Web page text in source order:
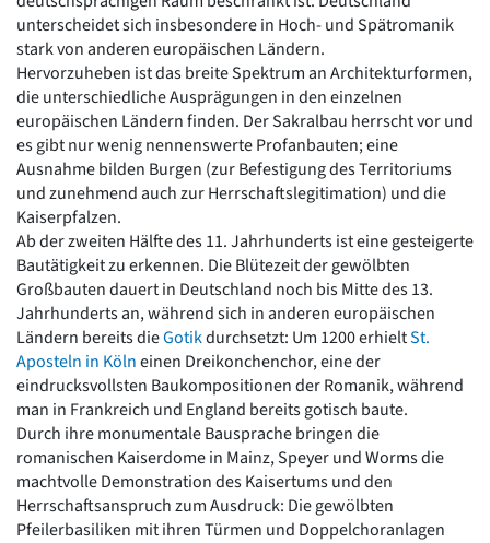
Romanik
Vorromanik
Römische Antike
Über uns
Über baukunst-nrw
Fachbeirat
Freunde & Förderer
Kontakt
Impressum
Datenschutz
Suchbegriff eingeben
unterscheidet sich insbesondere in Hoch- und Spätromanik
stark von anderen europäischen Ländern.
Hervorzuheben ist das breite Spektrum an Architekturformen,
die unterschiedliche Ausprägungen in den einzelnen
europäischen Ländern finden. Der Sakralbau herrscht vor und
es gibt nur wenig nennenswerte Profanbauten; eine
Ausnahme bilden Burgen (zur Befestigung des Territoriums
und zunehmend auch zur Herrschaftslegitimation) und die
Kaiserpfalzen.
Ab der zweiten Hälfte des 11. Jahrhunderts ist eine gesteigerte
Bautätigkeit zu erkennen. Die Blütezeit der gewölbten
Großbauten dauert in Deutschland noch bis Mitte des 13.
Jahrhunderts an, während sich in anderen europäischen
Ländern bereits dieGotikdurchsetzt: Um 1200 erhieltSt.
Aposteln in Kölneinen Dreikonchenchor, eine der
eindrucksvollsten Baukompositionen der Romanik, während
man in Frankreich und England bereits gotisch baute.
Durch ihre monumentale Bausprache bringen die
romanischen Kaiserdome in Mainz, Speyer und Worms die
machtvolle Demonstration des Kaisertums und den
Herrschaftsanspruch zum Ausdruck: Die gewölbten
Pfeilerbasiliken mit ihren Türmen und Doppelchoranlagen